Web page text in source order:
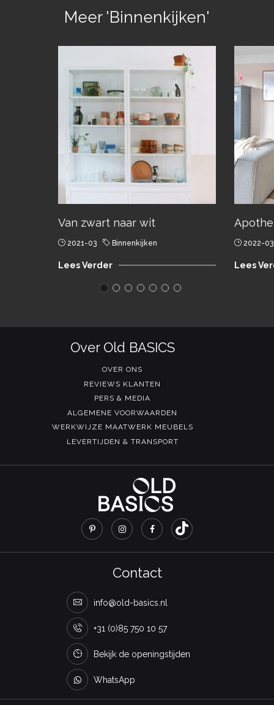
Meer 'Binnenkijken'
Van zwart naar wit
2021-03 Binnenkijken
Lees Verder
2022-03
Lees
Over Old BASICS
OVER ONS
REVIEWS KLANTEN
PERS & MEDIA
ALGEMENE VOORWAARDEN
WERKWIJZE MAATWERK MEUBELS
LEVERTIJDEN & TRANSPORT
Contact
info@old-basics.nl
+31 (0)85 750 10 57
Bekijk de openingstijden
WhatsApp